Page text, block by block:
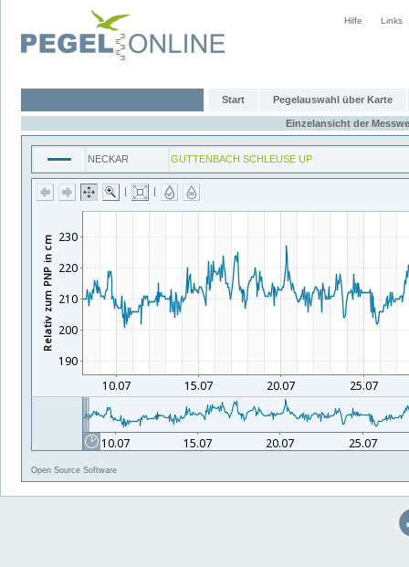
Hilfe Links
Start Pegelauswahl über Karte
Einzelansicht der
NECKAR GUTTENBACH SCHLEUSE UP
| |
Open Source Software